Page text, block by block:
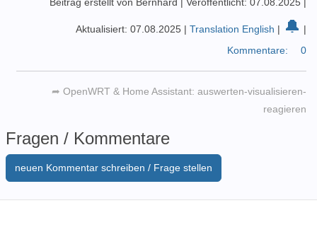
Aktualisiert: 07.08.2025 | Translation English | 🔔 |
Kommentare:
0
➦ OpenWRT & Home Assistant: auswerten-visualisieren-
reagieren
Fragen / Kommentare
neuen Kommentar schreiben / Frage stellen